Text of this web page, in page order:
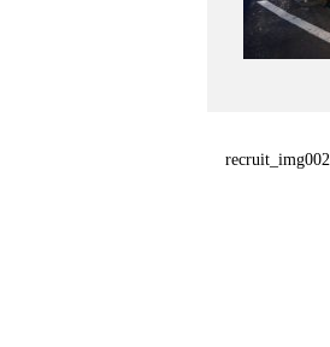
recruit_img002